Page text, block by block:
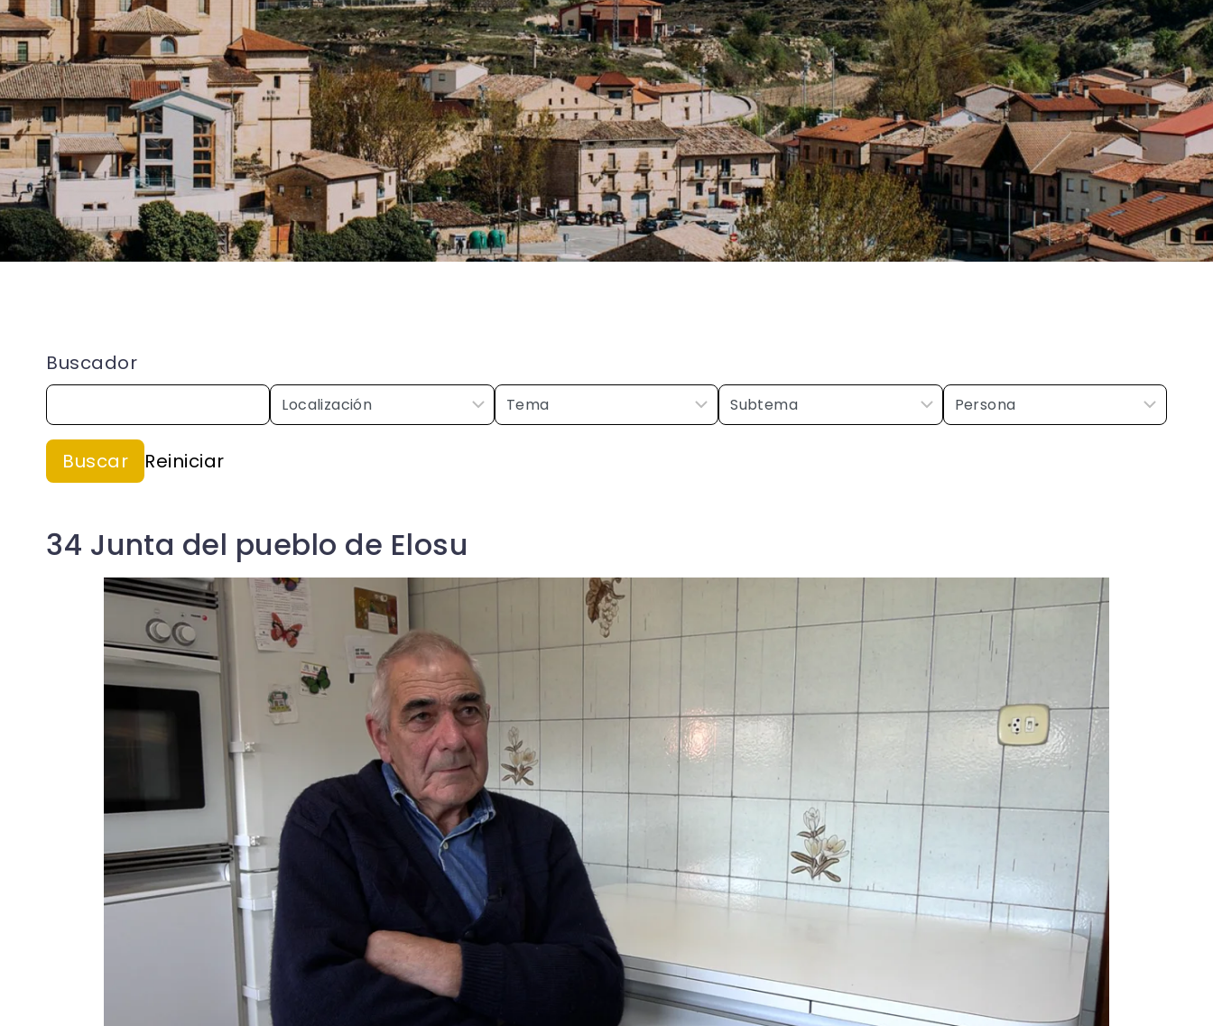
Buscador
34 Junta del pueblo de Elosu